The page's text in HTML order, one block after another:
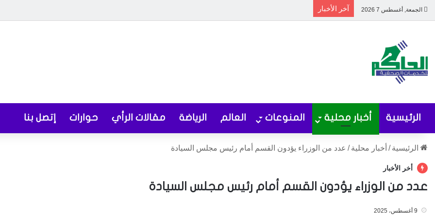
الجمعة, أغسطس 7 2026 آخر الأخبار
الرئيسية أخبار محلية المنوعات العالم الرياضة مقالات الرأي حوارات إتصل بنا
الرئيسية / أخبار محلية / عدد من الوزراء يؤدون القسم أمام رئيس مجلس السيادة
أخر الأخبار
عدد من الوزراء يؤدون القسم أمام رئيس مجلس السيادة
9 أغسطس، 2025